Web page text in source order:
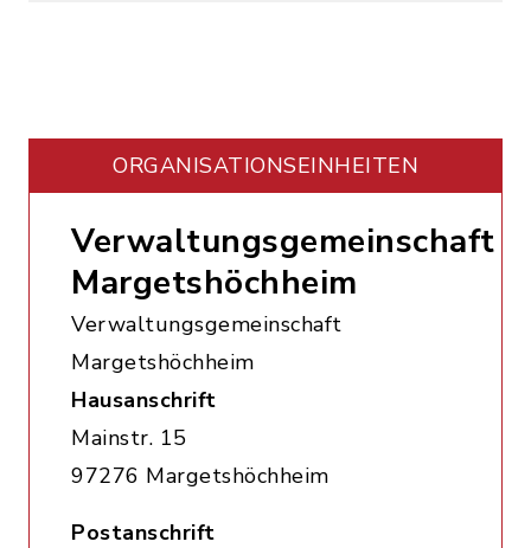
ORGANISATIONS­EINHEITEN
Verwaltungsgemeinschaft
Margetshöchheim
Verwaltungsgemeinschaft
Margetshöchheim
Hausanschrift
Mainstr. 15
97276 Margetshöchheim
Postanschrift